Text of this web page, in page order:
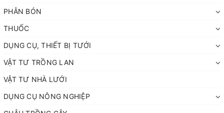
PHÂN BÓN
THUỐC
DỤNG CỤ, THIẾT BỊ TƯỚI
VẬT TƯ TRỒNG LAN
VẬT TƯ NHÀ LƯỚI
DỤNG CỤ NÔNG NGHIỆP